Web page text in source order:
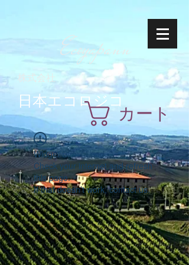
Ecoyapann
株式会社
日本エコロジコカート
Widget Didn’t Load
Check your internet and refresh
this page.
If that doesn’t work, contact us.